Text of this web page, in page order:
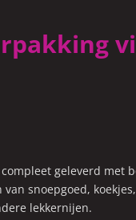
geleverd met
snoepgoed,
lekkernijen.